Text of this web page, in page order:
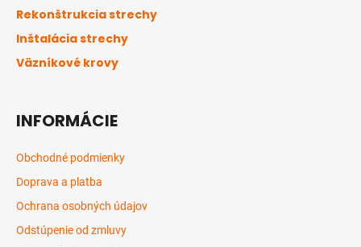
Rekonštrukcia strechy
Inštalácia strechy
Väzníkové krovy
INFORMÁCIE
Obchodné podmienky
Doprava a platba
Ochrana osobných údajov
Odstúpenie od zmluvy